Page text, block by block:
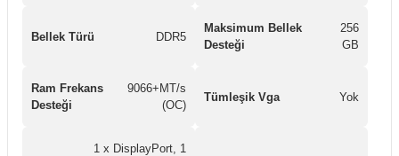
Bellek Türü DDR5
Maksimum Bellek
Desteği
256
GB
Ram Frekans
Desteği
9066+MT/s
(OC)
Tümleşik Vga Yok
1 x DisplayPort, 1